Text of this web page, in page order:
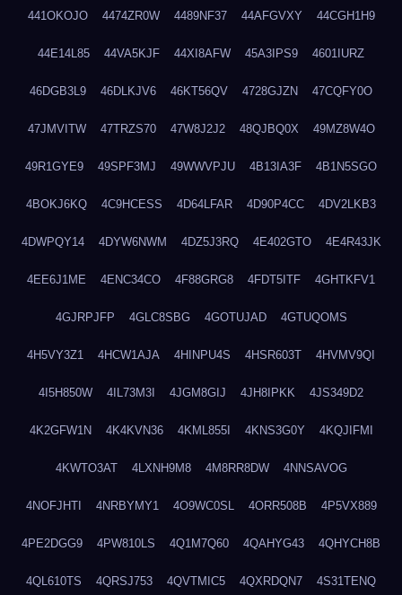
441OKOJO 4474ZR0W 4489NF37 44AFGVXY 44CGH1H9
44E14L85 44VA5KJF 44XI8AFW 45A3IPS9 4601IURZ
46DGB3L9 46DLKJV6 46KT56QV 4728GJZN 47CQFY0O
47JMVITW 47TRZS70 47W8J2J2 48QJBQ0X 49MZ8W4O
49R1GYE9 49SPF3MJ 49WWVPJU 4B13IA3F 4B1N5SGO
4BOKJ6KQ 4C9HCESS 4D64LFAR 4D90P4CC 4DV2LKB3
4DWPQY14 4DYW6NWM 4DZ5J3RQ 4E402GTO 4E4R43JK
4EE6J1ME 4ENC34CO 4F88GRG8 4FDT5ITF 4GHTKFV1
4GJRPJFP 4GLC8SBG 4GOTUJAD 4GTUQOMS
4H5VY3Z1 4HCW1AJA 4HINPU4S 4HSR603T 4HVMV9QI
4I5H850W 4IL73M3I 4JGM8GIJ 4JH8IPKK 4JS349D2
4K2GFW1N 4K4KVN36 4KML855I 4KNS3G0Y 4KQJIFMI
4KWTO3AT 4LXNH9M8 4M8RR8DW 4NNSAVOG
4NOFJHTI 4NRBYMY1 4O9WC0SL 4ORR508B 4P5VX889
4PE2DGG9 4PW810LS 4Q1M7Q60 4QAHYG43 4QHYCH8B
4QL610TS 4QRSJ753 4QVTMIC5 4QXRDQN7 4S31TENQ